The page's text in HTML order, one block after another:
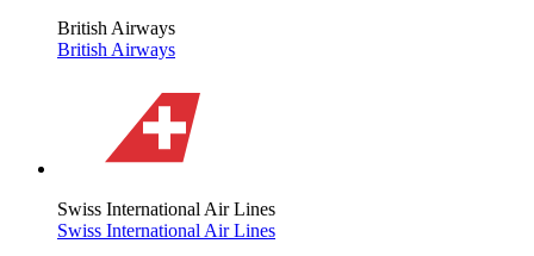
British Airways
British Airways
Swiss International Air Lines
Swiss International Air Lines